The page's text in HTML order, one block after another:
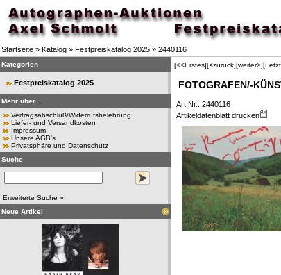
Startseite » Katalog » Festpreiskatalog 2025 » 2440116
Kategorien
Festpreiskatalog 2025
Mehr über...
Vertragsabschluß/Widerrufsbelehrung
Liefer- und Versandkosten
Impressum
Unsere AGB's
Privatsphäre und Datenschutz
Suche
Erweiterte Suche »
Neue Artikel
[<<Erstes][<zurück][weiter>]
FOTOGRAFEN/-
Art.Nr.: 2440116
Artikeldatenblatt drucken